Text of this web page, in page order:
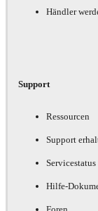
Händler
Support
Ressourcen
Support
Servicestatus
Hilfe-